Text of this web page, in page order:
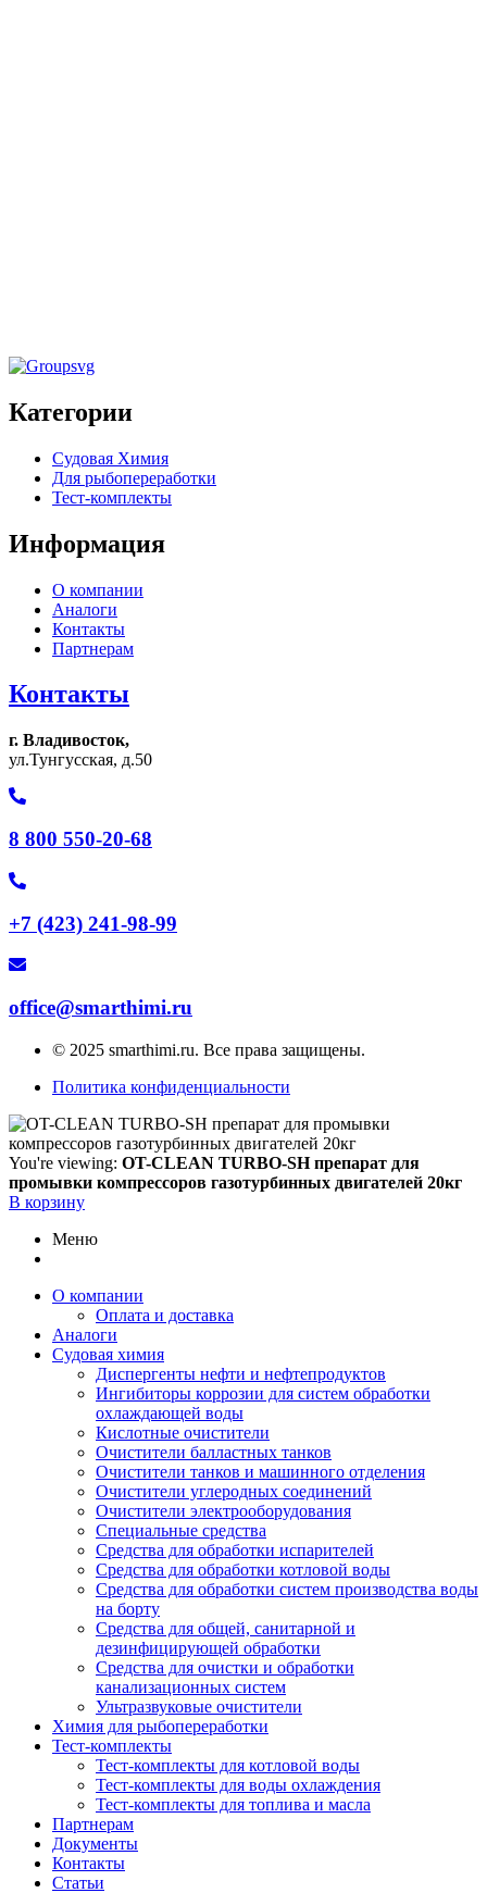
Категории
Судовая Химия
Для рыбопереработки
Тест-комплекты
Информация
О компании
Аналоги
Контакты
Партнерам
Контакты
г. Владивосток,
ул.Тунгусская, д.50
8 800 550-20-68
+7 (423) 241-98-99
office@smarthimi.ru
© 2025 smarthimi.ru. Все права защищены.
Политика конфиденциальности
You're viewing: OT-CLEAN TURBO-SH препарат для
промывки компрессоров газотурбинных двигателей 20кг
В корзину
Меню
О компании
Оплата и доставка
Аналоги
Судовая химия
Диспергенты нефти и нефтепродуктов
Ингибиторы коррозии для систем обработки
охлаждающей воды
Кислотные очистители
Очистители балластных танков
Очистители танков и машинного отделения
Очистители углеродных соединений
Очистители электрооборудования
Специальные средства
Средства для обработки испарителей
Средства для обработки котловой воды
Средства для обработки систем производства воды
на борту
Средства для общей, санитарной и
дезинфицирующей обработки
Средства для очистки и обработки
канализационных систем
Ультразвуковые очистители
Химия для рыбопереработки
Тест-комплекты
Тест-комплекты для котловой воды
Тест-комплекты для воды охлаждения
Тест-комплекты для топлива и масла
Партнерам
Документы
Контакты
Статьи